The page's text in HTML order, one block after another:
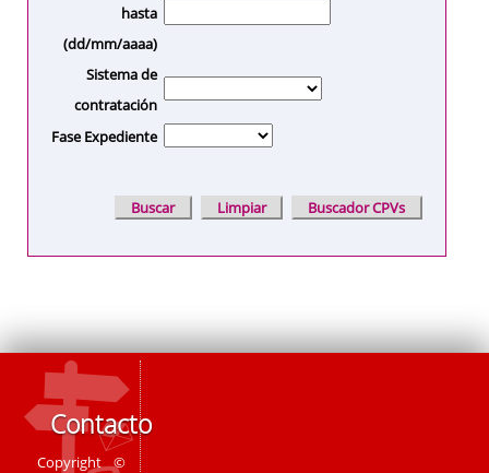
hasta
(dd/mm/aaaa)
Sistema de
contratación
Fase Expediente
Contacto
Copyright ©